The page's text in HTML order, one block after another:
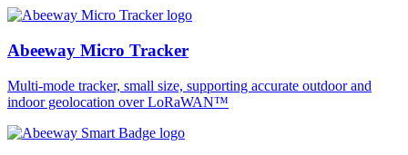
Abeeway Micro Tracker
Multi-mode tracker, small size, supporting accurate outdoor and
indoor geolocation over LoRaWAN™